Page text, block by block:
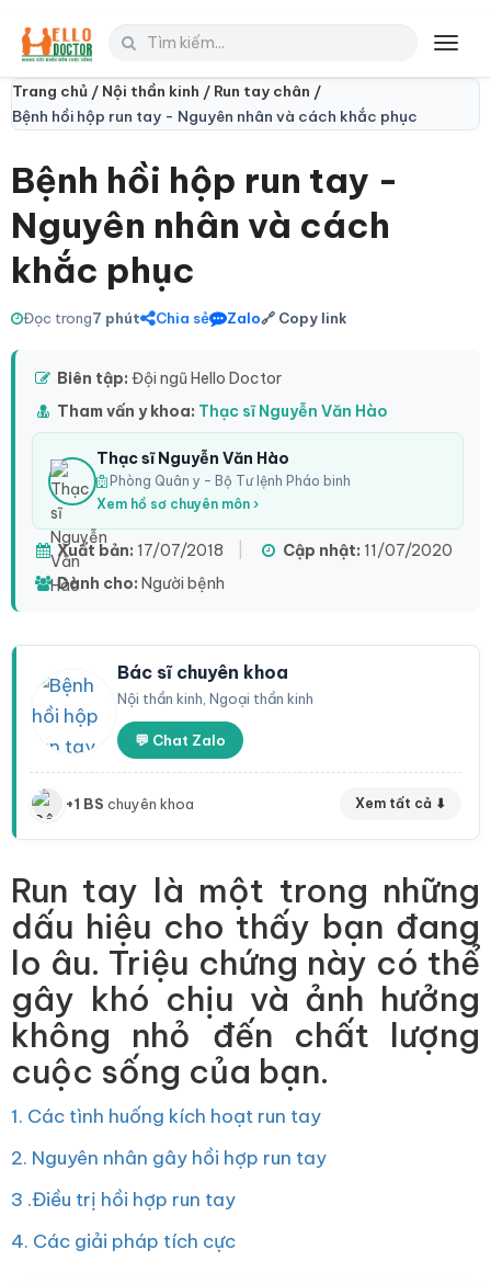
Trang chủ / Nội thần kinh / Run tay chân /
Bệnh hồi hộp run tay - Nguyên nhân và cách khắc phục
Bệnh hồi hộp run tay -
Nguyên nhân và cách
khắc phục
Đọc trong7 phút Chia sẻ Zalo🔗 Copy link
Biên tập: Đội ngũ Hello Doctor
Tham vấn y khoa: Thạc sĩ Nguyễn Văn Hào
Thạc sĩ Nguyễn Văn Hào
Phòng Quân y – Bộ Tư lệnh Pháo binh
Xem hồ sơ chuyên môn ›
Xuất bản: 17/07/2018 Cập nhật: 11/07/2020
Dành cho: Người bệnh
Bác sĩ chuyên khoa
Nội thần kinh, Ngoại thần kinh
💬 Chat Zalo
+1 BS chuyên khoa Xem tất cả ⬇
Run tay là một trong những
dấu hiệu cho thấy bạn đang
lo âu. Triệu chứng này có thể
gây khó chịu và ảnh hưởng
không nhỏ đến chất lượng
cuộc sống của bạn.
1. Các tình huống kích hoạt run tay
2. Nguyên nhân gây hồi hợp run tay
3 .Điều trị hồi hợp run tay
4. Các giải pháp tích cực